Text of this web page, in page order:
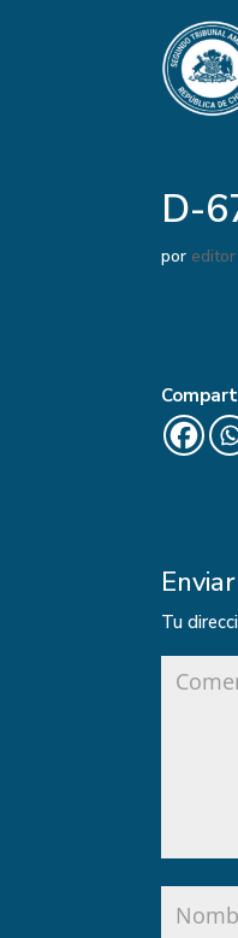
D-
por editor
Tu